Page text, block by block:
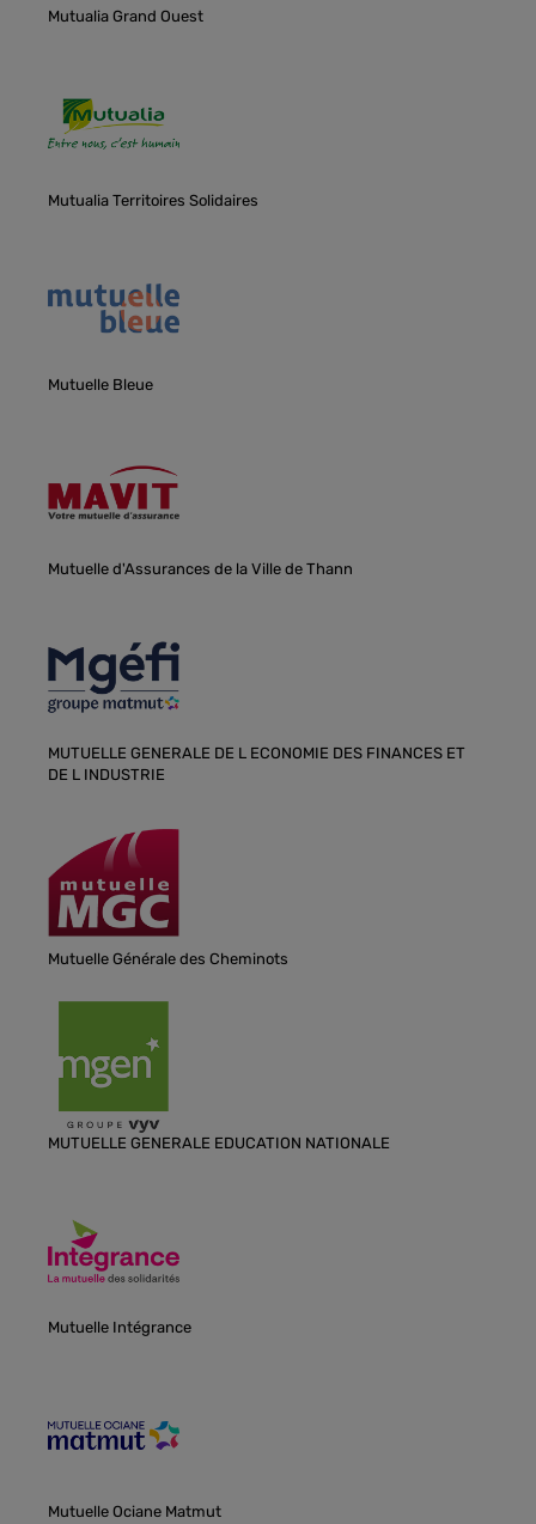
Mutualia Grand Ouest
Mutualia Territoires Solidaires
Mutuelle Bleue
Mutuelle d'Assurances de la Ville de Thann
MUTUELLE GENERALE DE L ECONOMIE DES FINANCES ET
DE L INDUSTRIE
Mutuelle Générale des Cheminots
MUTUELLE GENERALE EDUCATION NATIONALE
Mutuelle Intégrance
Mutuelle Ociane Matmut